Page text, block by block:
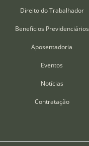
Direito do Trabalhador
Benefícios Previdenciários
Aposentadoria
Eventos
Notícias
Contratação